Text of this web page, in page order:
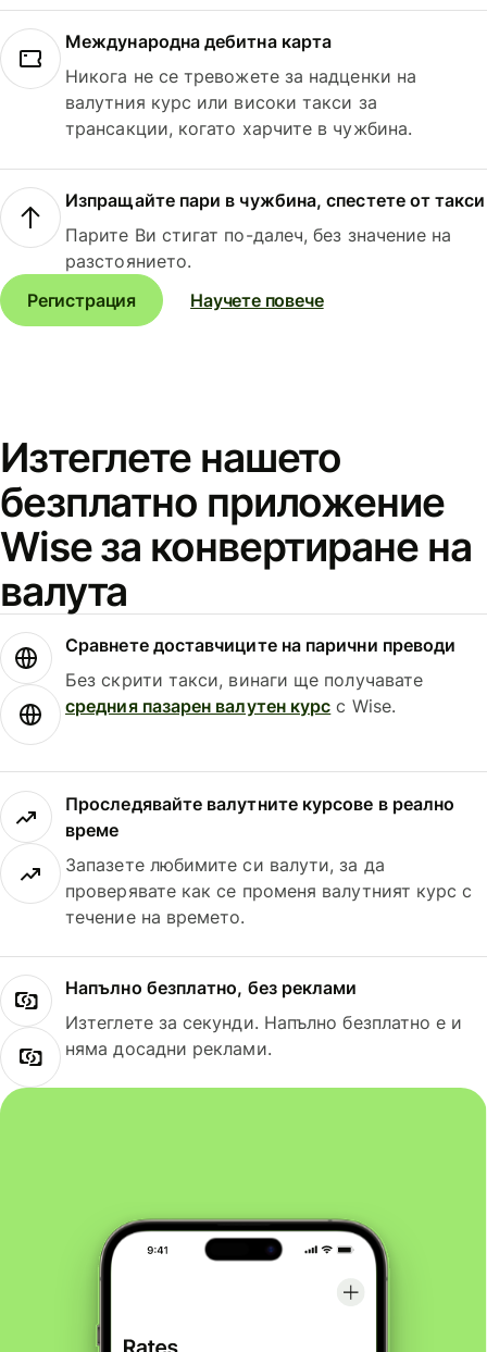
Международна дебитна карта
Никога не се тревожете за надценки на
валутния курс или високи такси за
трансакции, когато харчите в чужбина.
Изпращайте пари в чужбина, спестете от такси
Парите Ви стигат по-далеч, без значение на
разстоянието.
Регистрация
Научете повече
Изтеглете нашето
безплатно приложение
Wise за конвертиране на
валута
Сравнете доставчиците на парични преводи
Без скрити такси, винаги ще получавате
средния пазарен валутен курс с Wise.
Проследявайте валутните курсове в реално
време
Запазете любимите си валути, за да
проверявате как се променя валутният курс с
течение на времето.
Напълно безплатно, без реклами
Изтеглете за секунди. Напълно безплатно е и
няма досадни реклами.